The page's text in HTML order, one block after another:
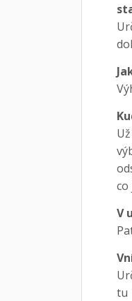
co
V
tu